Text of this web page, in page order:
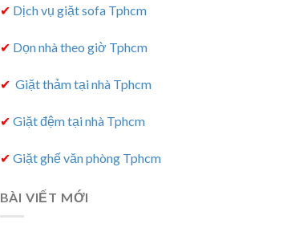
✔ Dịch vụ giặt sofa Tphcm
✔ Dọn nhà theo giờ Tphcm
✔ Giặt thảm tại nhà Tphcm
✔ Giặt đệm tại nhà Tphcm
✔ Giặt ghế văn phòng Tphcm
BÀI VIẾT MỚI